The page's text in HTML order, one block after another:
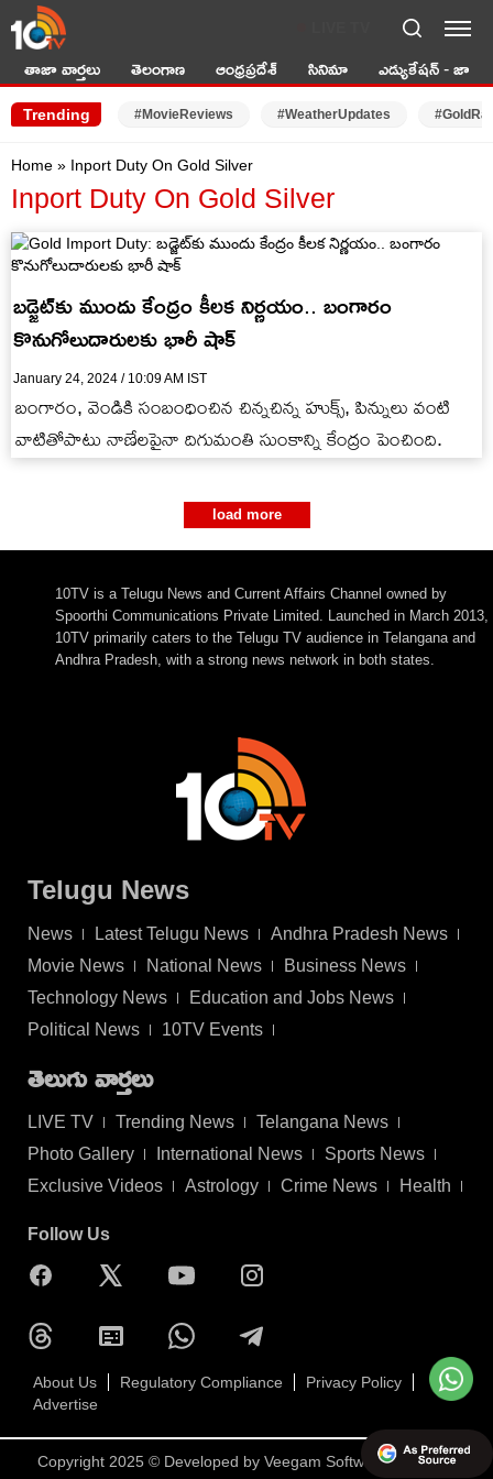
తాజా వార్తలు తెలంగాణ ఆంధ్రప్రదేశ్ సినిమా ఎడ్యుకేషన్ - జాబ్స్
Trending #MovieReviews #WeatherUpdates
Home » Inport Duty On Gold Silver
Inport Duty On Gold Silver
బ‌డ్జెట్‌కు ముందు కేంద్రం కీలక నిర్ణయం.. బంగారం
కొనుగోలుదారులకు భారీ షాక్
January 24, 2024 / 10:09 AM IST
బంగారం, వెండికి సంబంధించిన చిన్నచిన్న హుక్స్, పిన్నులు వంటి
వాటితోపాటు నాణేలపైనా దిగుమంతి సుంకాన్ని కేంద్రం పెంచింది.
load more
10TV is a Telugu News and Current Affairs Channel owned by
Spoorthi Communications Private Limited. Launched in March 2013,
10TV primarily caters to the Telugu TV audience in Telangana and
Andhra Pradesh, with a strong news network in both states.
Telugu News
News Latest Telugu News
Andhra Pradesh News
Movie News
National News
Business News
Technology News
Education and Jobs News
Political News
10TV Events
తెలుగు వార్తలు
LIVE TV Trending News
Telangana News
Photo Gallery
International News
Sports News
Exclusive Videos
Astrology Crime News Health
Follow Us
About Us Regulatory Compliance
Privacy Policy
Advertise
Copyright 2025 © Developed by Veegam Software Pvt Ltd.